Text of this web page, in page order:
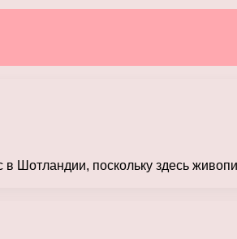
Шотландии, поскольку здесь